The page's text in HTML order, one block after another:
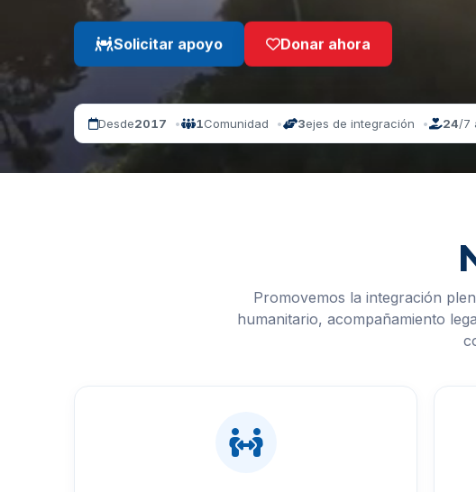
Solicitar apoyo Donar ahora
Desde2017 1Comunidad 3ejes de integración 24/7
Promovemos la integración
humanitario, acompañamiento